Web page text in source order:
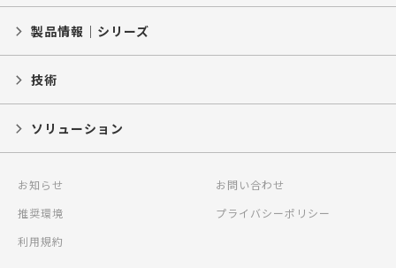
製品情報｜シリーズ
技術
ソリューション
お知らせ
お問い合わせ
推奨環境
プライバシーポリシー
利用規約